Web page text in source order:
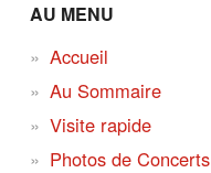
AU MENU
Accueil
Au Sommaire
Visite rapide
Photos de Concerts